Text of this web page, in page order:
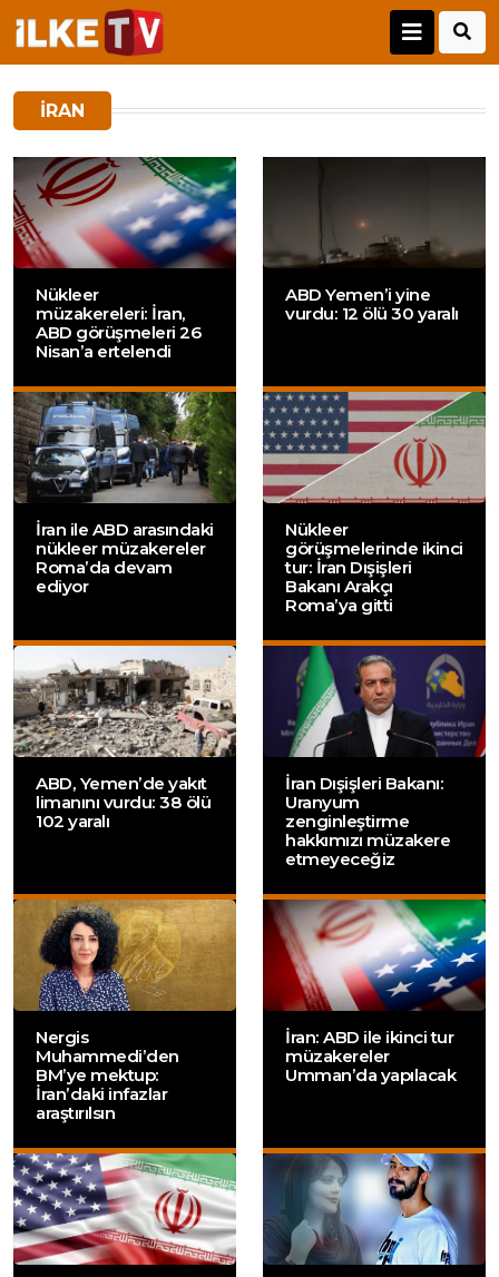
IRAN
Nükleer
müzakereleri: İran,
ABD görüşmeleri 26
Nisan’a ertelendi
ABD Yemen’i yine
vurdu: 12 ölü 30 yaralı
İran ile ABD arasındaki
nükleer müzakereler
Roma’da devam
ediyor
Nükleer
görüşmelerinde ikinci
tur: İran Dışişleri
Bakanı Arakçı
Roma’ya gitti
ABD, Yemen’de yakıt
limanını vurdu: 38 ölü
102 yaralı
İran Dışişleri Bakanı:
Uranyum
zenginleştirme
hakkımızı müzakere
etmeyeceğiz
Nergis
Muhammedi’den
BM’ye mektup:
İran’daki infazlar
araştırılsın
İran: ABD ile ikinci tur
müzakereler
Umman’da yapılacak